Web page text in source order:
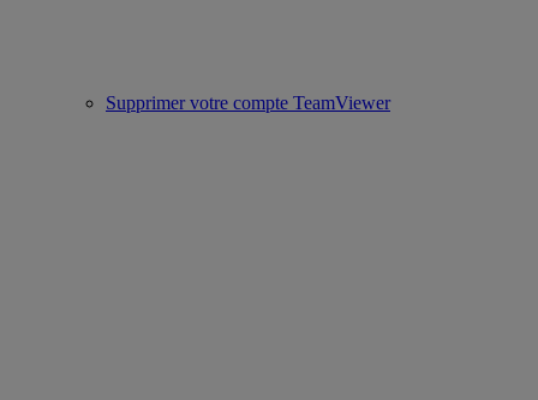
Supprimer votre compte TeamViewer